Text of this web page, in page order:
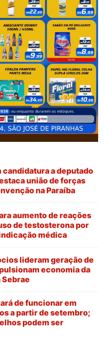
a deputado
união de forças
na Paraíba
aumento de reações
de testosterona por
médica
lideram geração de
economia da
Sebrae
de funcionar em
a partir de setembro;
podem ser